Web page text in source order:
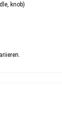
knob)